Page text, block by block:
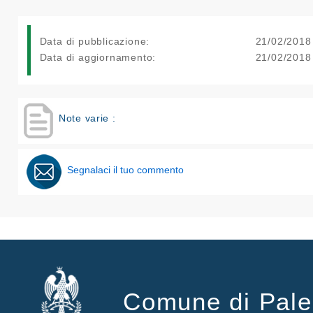
Data di pubblicazione:
21/02/2018
Data di aggiornamento:
21/02/2018
Note varie :
Segnalaci il tuo commento
Comune di